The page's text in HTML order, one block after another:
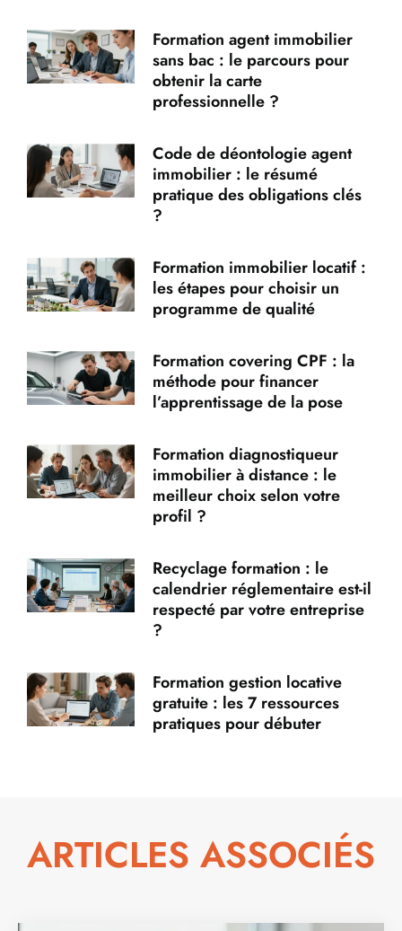
Formation agent immobilier
sans bac : le parcours pour
obtenir la carte
professionnelle ?
Code de déontologie agent
immobilier : le résumé
pratique des obligations clés
?
Formation immobilier locatif :
les étapes pour choisir un
programme de qualité
Formation covering CPF : la
méthode pour financer
l’apprentissage de la pose
Formation diagnostiqueur
immobilier à distance : le
meilleur choix selon votre
profil ?
Recyclage formation : le
calendrier réglementaire est-il
respecté par votre entreprise
?
Formation gestion locative
gratuite : les 7 ressources
pratiques pour débuter
ARTICLES ASSOCIÉS